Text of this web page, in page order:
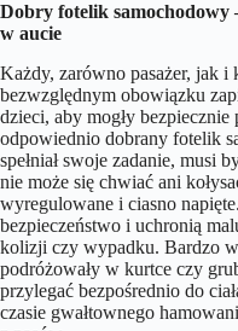
Dobry fotelik samochodowy
w aucie
Każdy, zarówno pasażer, jak i
bezwzględnym obowiązku
dzieci, aby mogły
odpowiednio dobrany fotelik
spełniał swoje zadanie, musi
nie może się chwiać ani
wyregulowane i ciasno
bezpieczeństwo i uchronią
kolizji czy wypadku. Bardzo
podróżowały w kurtce czy
przylegać bezpośrednio do
czasie gwałtownego